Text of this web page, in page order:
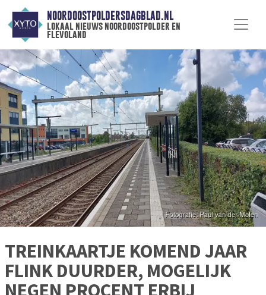
NOORDOOSTPOLDERSDAGBLAD.NL
lokaal nieuws noordoostpolder en
flevoland
TREINKAARTJE KOMEND JAAR
FLINK DUURDER, MOGELIJK